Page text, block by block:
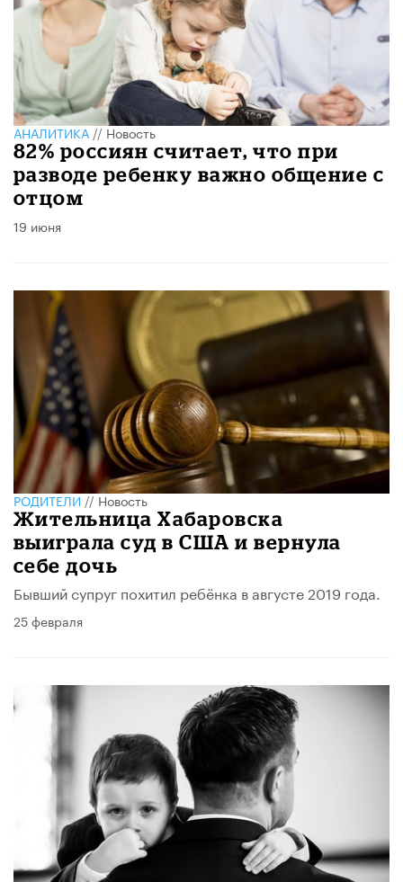
АНАЛИТИКА//Новость
82% россиян считает, что при
разводе ребенку важно общение с
отцом
19 июня
РОДИТЕЛИ//Новость
Жительница Хабаровска
выиграла суд в США и вернула
себе дочь
Бывший супруг похитил ребёнка в августе 2019 года.
25 февраля